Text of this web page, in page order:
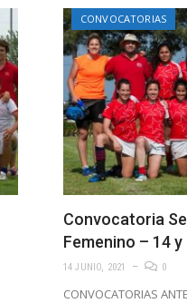
CONVOCATORIAS
Convocatoria
Femenino – 14
14 JUNIO, 2021 0
CONVOCATORIAS